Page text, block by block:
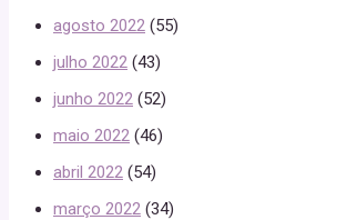
agosto 2022 (55)
julho 2022 (43)
junho 2022 (52)
maio 2022 (46)
abril 2022 (54)
março 2022 (34)